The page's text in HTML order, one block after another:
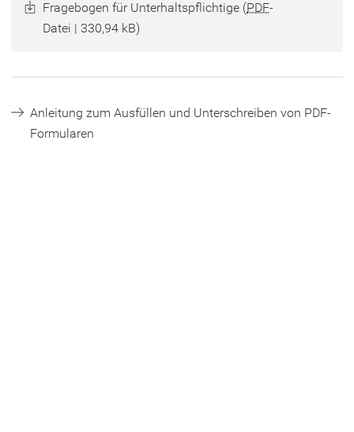
Fragebogen für Unterhaltspflichtige PDF-
Datei
330,94 kB
Anleitung zum Ausfüllen und Unterschreiben von PDF-
Formularen